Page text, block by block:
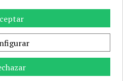
ROSA 21.8 CM